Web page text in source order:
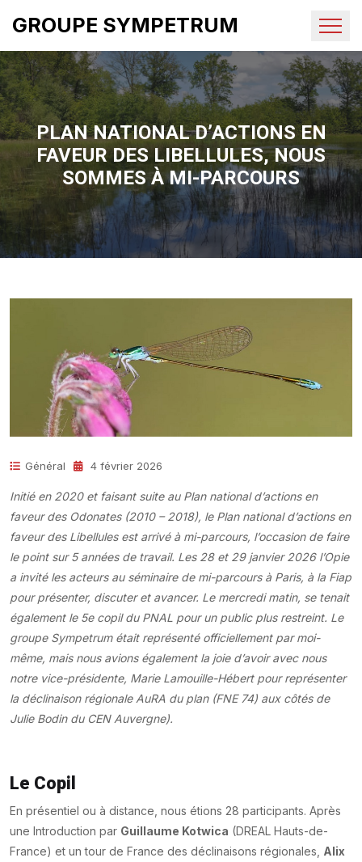
GROUPE SYMPETRUM
PLAN NATIONAL D’ACTIONS EN
FAVEUR DES LIBELLULES, NOUS
SOMMES À MI-PARCOURS
Général 4 février 2026
Initié en 2020 et faisant suite au Plan national d’actions en
faveur des Odonates (2010 – 2018), le Plan national d’actions en
faveur des Libellules est arrivé à mi-parcours, l’occasion de faire
le point sur 5 années de travail. Les 28 et 29 janvier 2026 l’Opie
a invité les acteurs au séminaire de mi-parcours à Paris, à la Fiap
pour présenter, discuter et avancer. Le mercredi matin, se tenait
également le 5e copil du PNAL pour un public plus restreint. Le
groupe Sympetrum était représenté officiellement par moi-
même, mais nous avions également la joie d’avoir avec nous
notre vice-présidente, Marie Lamouille-Hébert pour représenter
la déclinaison régionale AuRA du plan (FNE 74) aux côtés de
Julie Bodin du CEN Auvergne).
Le Copil
En présentiel ou à distance, nous étions 28 participants. Après
une Introduction par Guillaume Kotwica (DREAL Hauts-de-
France) et un tour de France des déclinaisons régionales, Alix